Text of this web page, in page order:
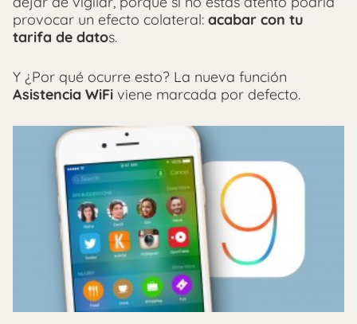
provocar un efecto colateral: acabar con tu
tarifa de datos.
Y ¿Por qué ocurre esto? La nueva función
Asistencia WiFi viene marcada por defecto.